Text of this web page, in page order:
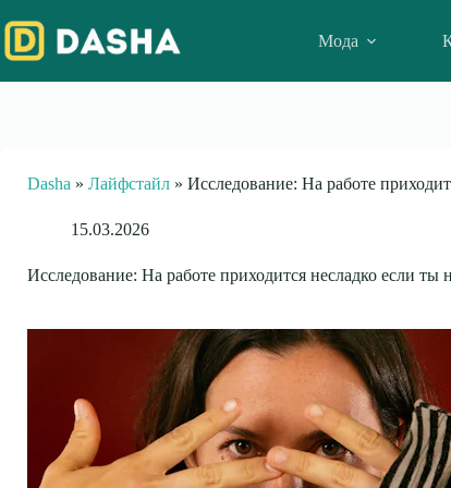
to
content
Мода
Dasha » Лайфстайл » Исследование: На работе
15.03.2026
Исследование: На работе приходится несладко если ты